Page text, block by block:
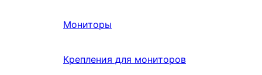
Мониторы
Крепления для мониторов